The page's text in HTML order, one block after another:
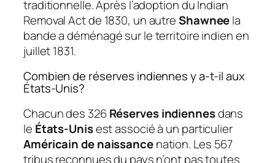
traditionnelle. Après l’adoption du Indian
Removal Act de 1830, un autreShawneela
bande a déménagé sur le territoire indien en
juillet 1831.
Combien de réserves indiennes y a-t-il aux
États-Unis?
Chacun des 326Réserves indiennesdans
le États-Unisest associé à un particulier
Américain de naissancenation. Les 567
tribus reconnues du pays n’ont pas toutes